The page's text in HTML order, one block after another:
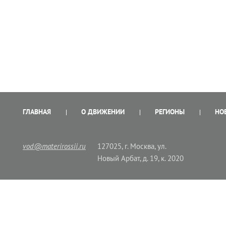
ГЛАВНАЯ О ДВИЖЕНИИ РЕГИОНЫ
vod@materirossii.ru
127025, г. Москва, ул.
Новый Арбат, д. 19, к. 2020